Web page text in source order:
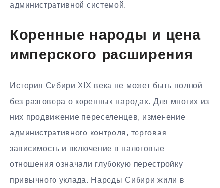
административной системой.
Коренные народы и цена
имперского расширения
История Сибири XIX века не может быть полной
без разговора о коренных народах. Для многих из
них продвижение переселенцев, изменение
административного контроля, торговая
зависимость и включение в налоговые
отношения означали глубокую перестройку
привычного уклада. Народы Сибири жили в